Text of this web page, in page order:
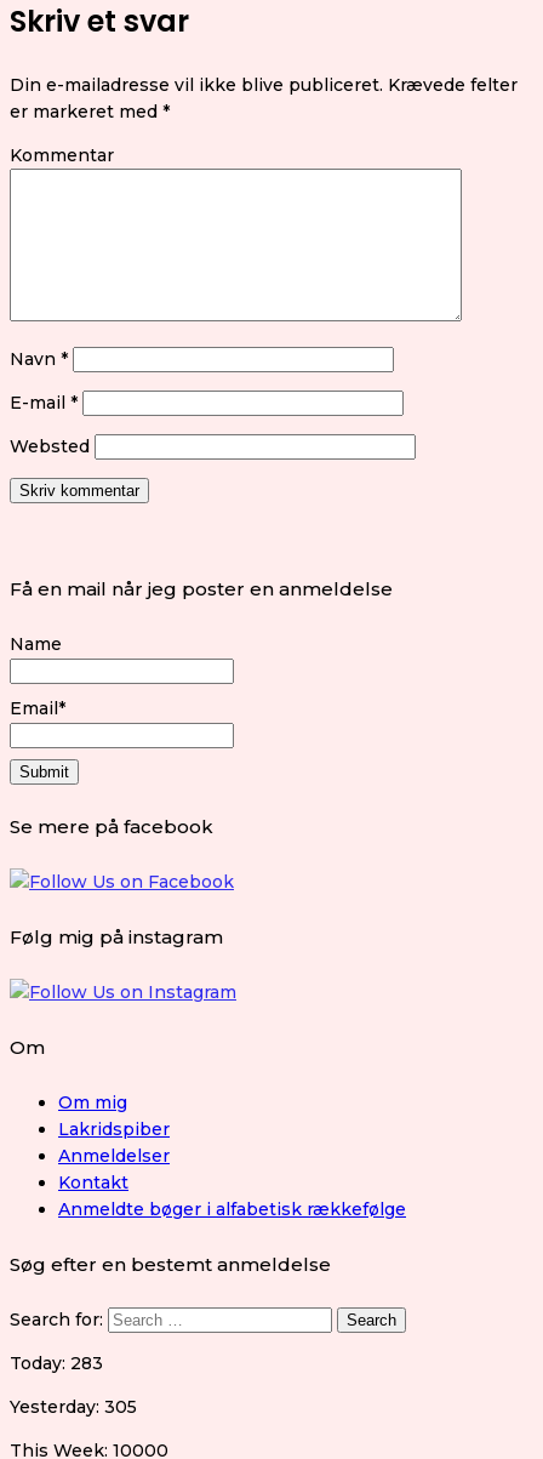
Skriv et svar
Din e-mailadresse vil ikke blive publiceret. Krævede felter
er markeret med *
Kommentar
Navn *
E-mail *
Websted
Få en mail når jeg poster en anmeldelse
Name
Email*
Se mere på facebook
Følg mig på instagram
Om
Om mig
Lakridspiber
Anmeldelser
Kontakt
Anmeldte bøger i alfabetisk rækkefølge
Søg efter en bestemt anmeldelse
Search for:
Today: 283
Yesterday: 305
This Week: 10000